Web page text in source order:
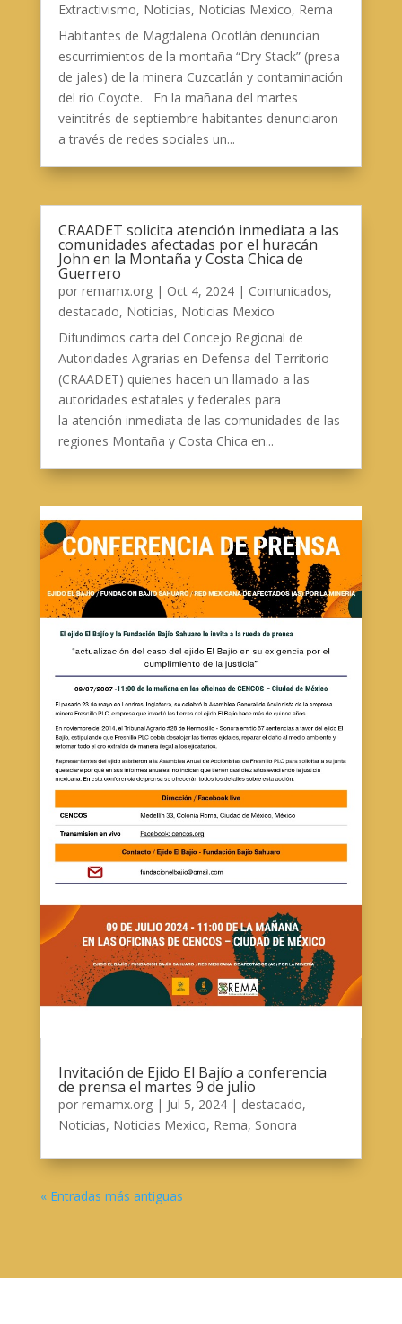
Extractivismo, Noticias, Noticias Mexico, Rema
Habitantes de Magdalena Ocotlán denuncian
escurrimientos de la montaña “Dry Stack” (presa
de jales) de la minera Cuzcatlán y contaminación
del río Coyote. En la mañana del martes
veintitrés de septiembre habitantes denunciaron
a través de redes sociales un...
CRAADET solicita atención inmediata a las
comunidades afectadas por el huracán
John en la Montaña y Costa Chica de
Guerrero
por remamx.org| Oct 4, 2024| Comunicados,
destacado, Noticias, Noticias Mexico
Difundimos carta del Concejo Regional de
Autoridades Agrarias en Defensa del Territorio
(CRAADET) quienes hacen un llamado a las
autoridades estatales y federales para
la atención inmediata de las comunidades de las
regiones Montaña y Costa Chica en...
Invitación de Ejido El Bajío a conferencia
de prensa el martes 9 de julio
por remamx.org| Jul 5, 2024| destacado,
Noticias, Noticias Mexico, Rema, Sonora
« Entradas más antiguas